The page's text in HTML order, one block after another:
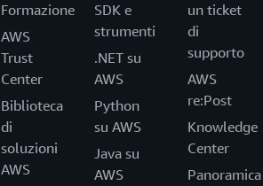
Formazione
AWS
Trust
Center
Biblioteca
di
soluzioni
AWS
SDK e
strumenti
.NET su
AWS
Python
su AWS
Java su
AWS
un ticket
di
supporto
AWS
re:Post
Knowledge
Center
Panoramica